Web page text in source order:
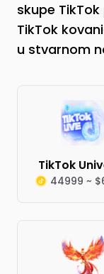
skupe
TikTok
u stvarnom
TikTok
44999 ~